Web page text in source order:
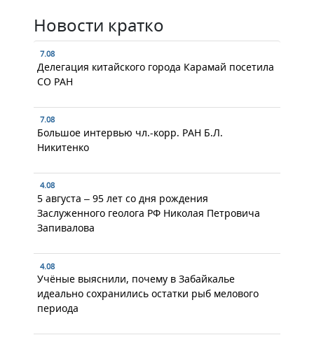
Новости кратко
7.08
Делегация китайского города Карамай посетила
СО РАН
7.08
Большое интервью чл.-корр. РАН Б.Л.
Никитенко
4.08
5 августа – 95 лет со дня рождения
Заслуженного геолога РФ Николая Петровича
Запивалова
4.08
Учёные выяснили, почему в Забайкалье
идеально сохранились остатки рыб мелового
периода